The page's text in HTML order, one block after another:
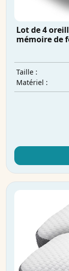
Lot de 4
mémoire de
Taille :
Matériel :